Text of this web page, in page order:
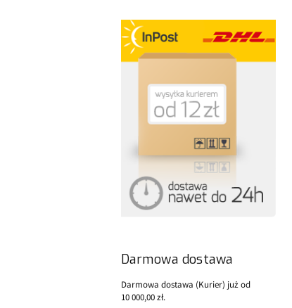
Darmowa dostawa
Darmowa dostawa (Kurier) już od
10 000,00 zł.